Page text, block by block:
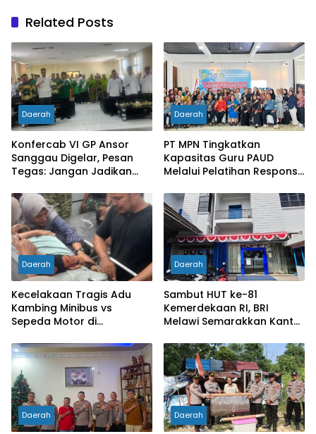
Related Posts
Daerah
Konfercab VI GP Ansor
Sanggau Digelar, Pesan
Tegas: Jangan Jadikan
Kejar Jabatan
Daerah
PT MPN Tingkatkan
Kapasitas Guru PAUD
Melalui Pelatihan Responsif
Daerah
Kecelakaan Tragis Adu
Kambing Minibus vs
Sepeda Motor di
Meninggal Dunia
Daerah
Sambut HUT ke-81
Kemerdekaan RI, BRI
Melawi Semarakkan Kantor
Putih
Daerah Daerah